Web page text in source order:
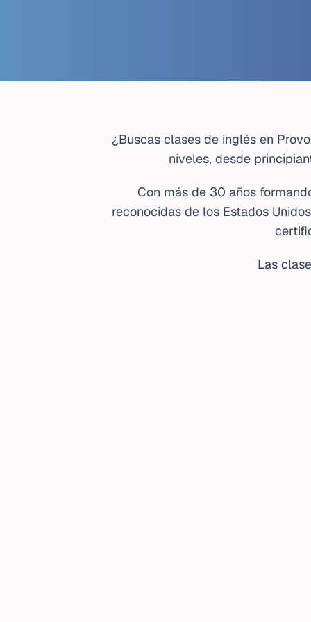
¿Buscas clases de inglés en
niveles, desde
Con más de 30 años
reconocidas de los Estados
Las